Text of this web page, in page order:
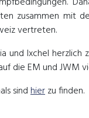
zusammen mit
vertreten.
und Ixchel
die EM und JWM
sindhierzu finden.